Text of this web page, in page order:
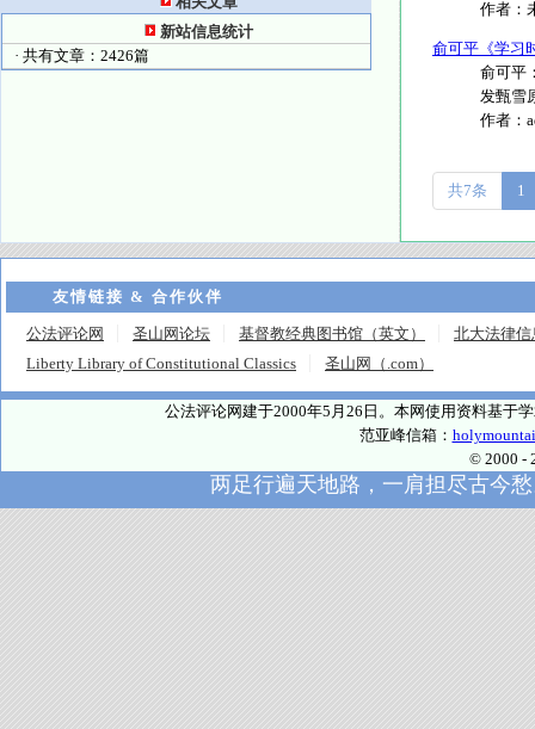
新站信息统计
· 共有文章：2426篇
作者：
俞可平《学习
俞可平
发甄
作者：
共7条 1
友情链接 & 合作伙伴
公法评论网 圣山网论坛 基督教经典图书馆（英文）
北大法律信
Liberty Library of Constitutional Classics
圣山网（.com）
公法评论网建于2000年5月26日。本网使用资料基于
范亚峰信箱：
© 2000 -
两足行遍天地路，一肩担尽古今